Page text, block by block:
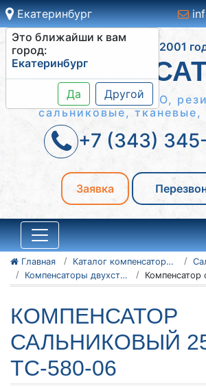
Екатеринбург
Это ближайши к вам
город:
Екатеринбург
Да Другой
Работаем с 2001
Сильфонные КСО,
сальниковые, тканевые,
+7 (343)
Заявка
Главная Каталог компенсаторов
Компенсаторы двухсторонние - серия 5.903-13
КОМПЕНСАТОР
САЛЬНИКОВЫЙ
TC-580-06